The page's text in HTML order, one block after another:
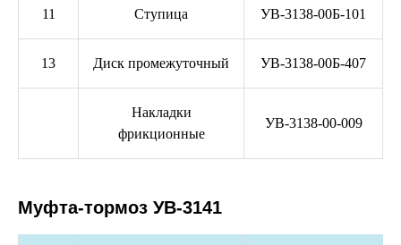
11 Ступица УВ-3138-00Б-101
13 Диск промежуточный УВ-3138-00Б-407
Накладки
фрикционные
УВ-3138-00-009
Муфта-тормоз УВ-3141